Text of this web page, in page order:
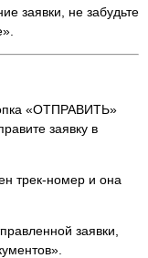
заявки, не забудьте
«ОТПРАВИТЬ»
заявку в
трек-номер и она
заявки,